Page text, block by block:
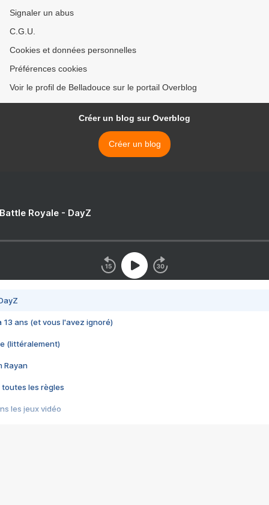
Signaler un abus
C.G.U.
Cookies et données personnelles
Préférences cookies
Voir le profil de Belladouce sur le portail Overblog
Créer un blog sur Overblog
Créer un blog
Royale - DayZ
13 ans (et vous l'avez ignoré)
(littéralement)
Rayan
toutes les règles
les jeux vidéo